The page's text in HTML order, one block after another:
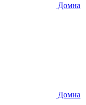
Домна
Домна